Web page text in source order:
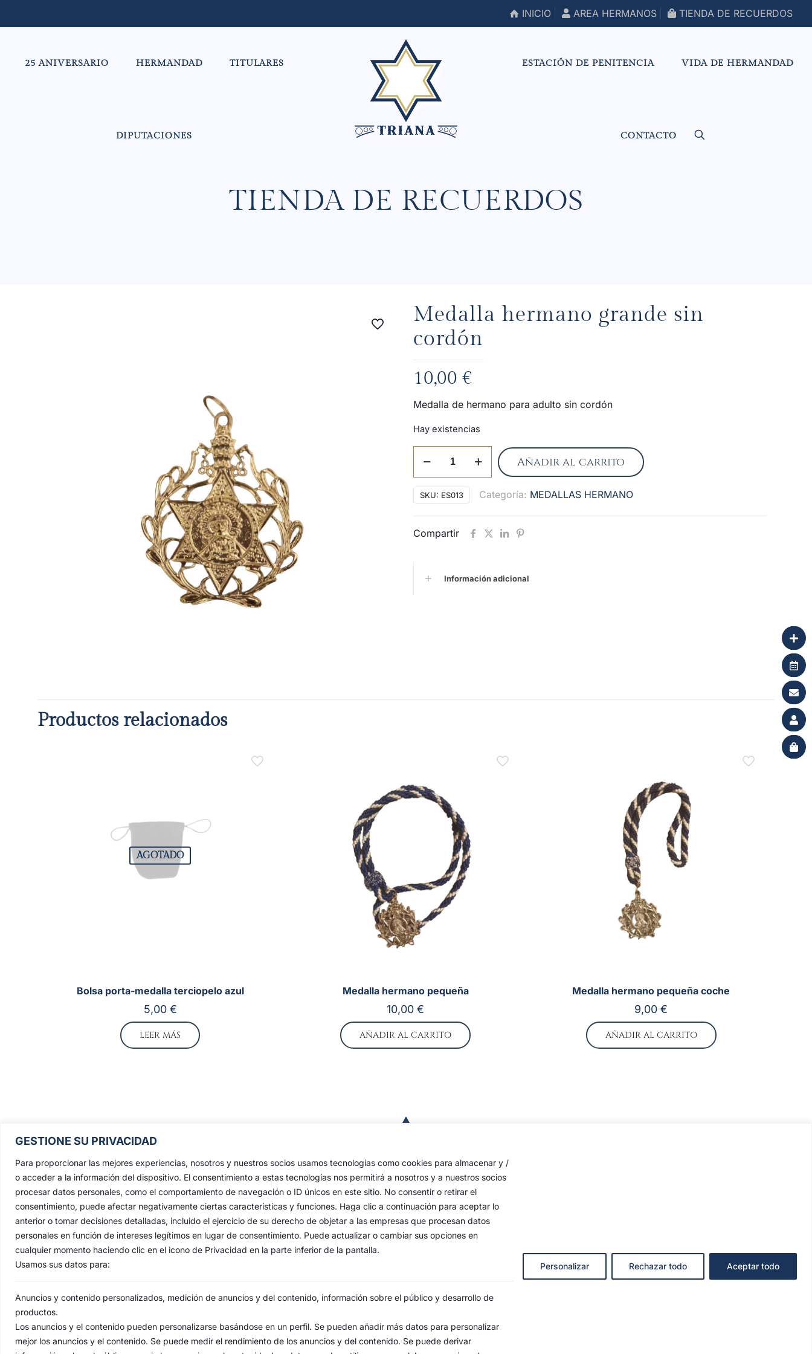
GESTIONE SU PRIVACIDAD
Para proporcionar las mejores experiencias, nosotros y nuestros socios usamos tecnologías como cookies para almacenar y /
o acceder a la información del dispositivo. El consentimiento a estas tecnologías nos permitirá a nosotros y a nuestros socios
procesar datos personales, como el comportamiento de navegación o ID únicos en este sitio. No consentir o retirar el
consentimiento, puede afectar negativamente ciertas características y funciones. Haga clic a continuación para aceptar lo
anterior o tomar decisiones detalladas, incluido el ejercicio de su derecho de objetar a las empresas que procesan datos
personales en función de intereses legítimos en lugar de consentimiento. Puede actualizar o cambiar sus opciones en
cualquier momento haciendo clic en el icono de Privacidad en la parte inferior de la pantalla.
Usamos sus datos para:
Anuncios y contenido personalizados, medición de anuncios y del contenido, información sobre el público y desarrollo de
productos.
Los anuncios y el contenido pueden personalizarse basándose en un perfil. Se pueden añadir más datos para personalizar
mejor los anuncios y el contenido. Se puede medir el rendimiento de los anuncios y del contenido. Se puede derivar
Personalizar Rechazar todo Aceptar todo
INICIO AREA HERMANOS TIENDA DE RECUERDOS
25 ANIVERSARIO HERMANDAD TITULARES
DIPUTACIONES
ESTACIÓN DE PENITENCIA VIDA DE HERMANDAD
CONTACTO
TIENDA
Medalla hermano grande sin
cordón
10,00 €
Medalla de hermano para adulto sin cordón
Hay existencias
grande
sin
cantidad
Añadir al carrito
SKU: ES013 Categoría: MEDALLAS HERMANO
Compartir
Información adicional
Productos relacionados
AGOTADO
Bolsa porta-medalla terciopelo azul
5,00 €
LEER MÁS
Medalla hermano pequeña
10,00€
AÑADIR AL CARRITO
Medalla hermano pequeña coche
9,00€
AÑADIR AL CARRITO
Hermandad Sacramental y Cofradía de
Nazarenos de Nuestro Padre Jesús de las
Penas y María Santísima de la Estrella,
Triunfo del Santo Lignum Crucis, San
Francisco de Paula y Santas Justa y
Rufina.
Capilla: C. San Jacinto, 41
Casa Hermandad: C/ Jesús de las Penas, 4
AVISO LEGAL POLÍTICA DE PRIVACIDAD POLÍTICA DE COOKIES